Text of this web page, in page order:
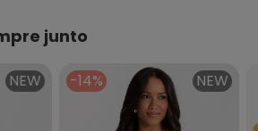
junto
NEW -14% NEW